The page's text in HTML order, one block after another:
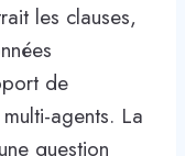
les clauses,
de
agents. La
question